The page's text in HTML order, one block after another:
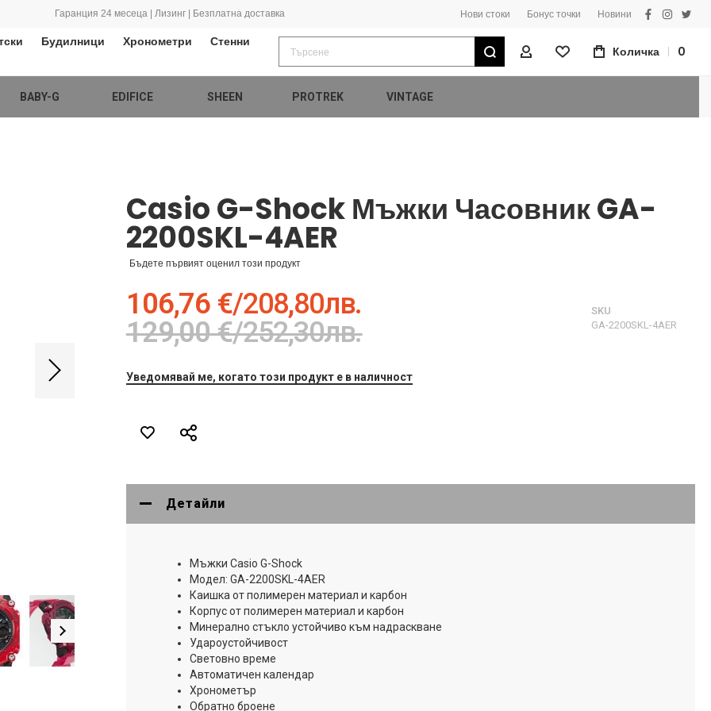
Гаранция 24 месеца | Лизинг | Безплатна доставка Нови стоки Бонус точки Новини
facebook
Будилници Хронометри
Стенни
Търсене
Моят ПрофилКоличка 0
BABY-G EDIFICE SHEEN PROTREK VINTAGE
Casio G-Shock Мъжки Часовник GA-
2200SKL-4AER
Бъдете първият оценил този продукт
106,76 €/208,80лв.
129,00 €/252,30лв.
SKU
GA-2200SKL-4AER
Уведомявай ме, когато този продукт е в наличност
Детайли
Мъжки Casio G-Shock
Модел: GA-2200SKL-4AER
Каишка от полимерен материал и карбон
Корпус от полимерен материал и карбон
Минерално стъкло устойчиво към надраскване
Удароустойчивост
Световно време
Автоматичен календар
Хронометър
Обратно броене